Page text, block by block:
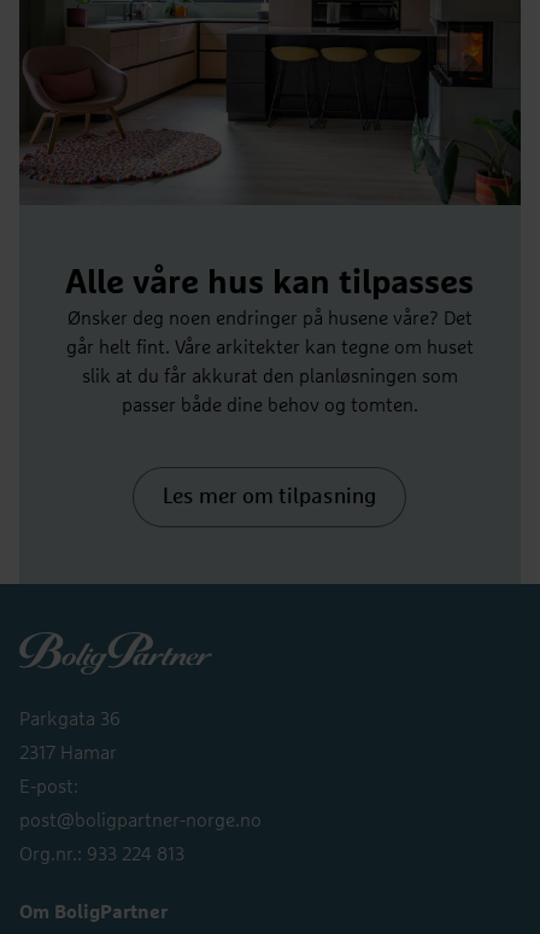
Alle våre hus kan tilpasses
Ønsker deg noen endringer på husene våre? Det
går helt fint. Våre arkitekter kan tegne om huset
slik at du får akkurat den planløsningen som
passer både dine behov og tomten.
Les mer om tilpasning
Boligpartner
Parkgata 36
2317 Hamar
E-post:
post@boligpartner-norge.no
Org.nr.: 933 224 813
Om BoligPartner